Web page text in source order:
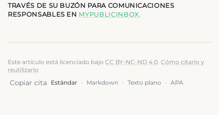
TRAVÉS DE SU BUZÓN PARA COMUNICACIONES
RESPONSABLES EN MYPUBLICINBOX.
Este artículo está licenciado bajo CC BY-NC-ND 4.0 Cómo citarlo y
reutilizarlo
Copiar cita Estándar · Markdown · Texto plano · APA